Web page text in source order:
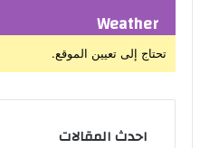
Weather
تحتاج إلى تعيين الموقع.
احدث المقالات